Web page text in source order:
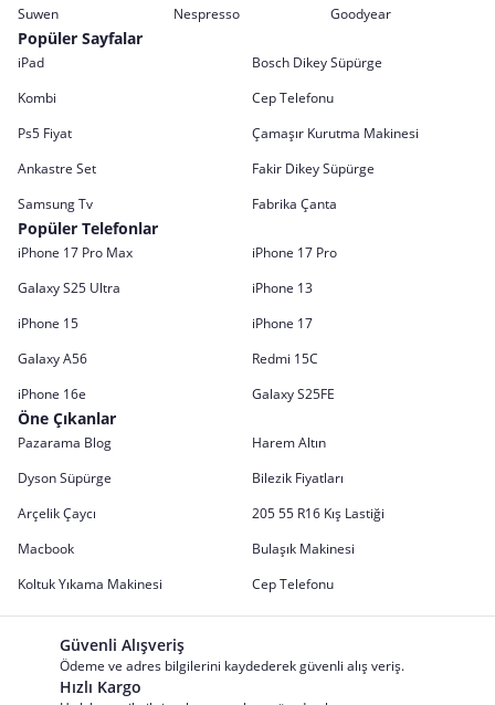
Suwen
Nespresso Goodyear
Popüler Sayfalar
iPad
Bosch Dikey Süpürge
Kombi
Cep Telefonu
Ps5 Fiyat
Çamaşır Kurutma Makinesi
Ankastre Set
Fakir Dikey Süpürge
Samsung Tv
Fabrika Çanta
Popüler Telefonlar
iPhone 17 Pro Max
iPhone 17 Pro
Galaxy S25 Ultra
iPhone 13
iPhone 15
iPhone 17
Galaxy A56
Redmi 15C
iPhone 16e
Galaxy S25FE
Öne Çıkanlar
Pazarama Blog
Harem Altın
Dyson Süpürge
Bilezik Fiyatları
Arçelik Çaycı
205 55 R16 Kış Lastiği
Macbook
Bulaşık Makinesi
Koltuk Yıkama Makinesi
Cep Telefonu
Güvenli Alışveriş
Ödeme ve adres bilgilerini kaydederek güvenli alış veriş.
Hızlı Kargo